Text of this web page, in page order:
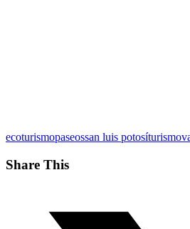
ecoturismopaseossan luis potosíturismo
Share This